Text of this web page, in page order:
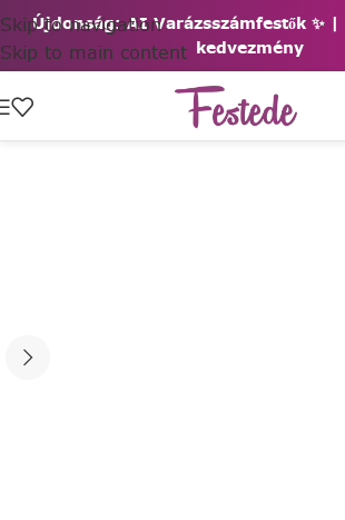
Újdonság: AI Varázsszámfestők ✨ |
kedvezmény
Skip to navigation
Skip to main content